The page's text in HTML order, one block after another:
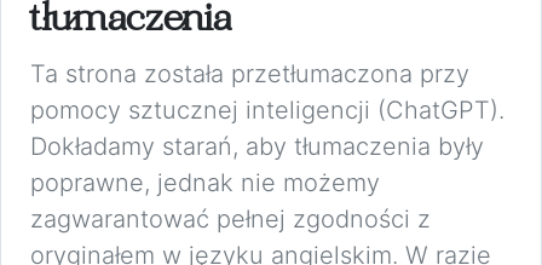
tłumaczenia
Ta strona została przetłumaczona przy
pomocy sztucznej inteligencji (ChatGPT).
Dokładamy starań, aby tłumaczenia były
poprawne, jednak nie możemy
zagwarantować pełnej zgodności z
oryginałem w języku angielskim. W razie